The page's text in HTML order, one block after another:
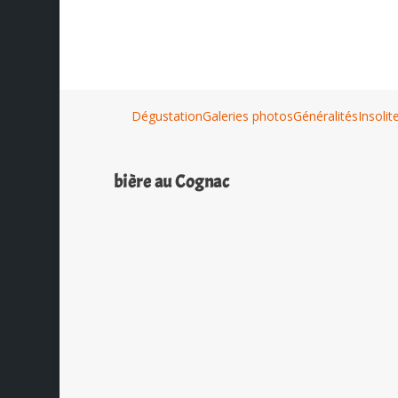
DégustationGaleries photosGénéralitésInsolite
bière au Cognac